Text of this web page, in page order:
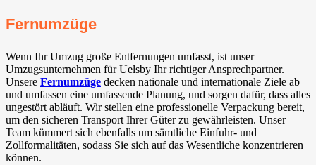
Fernumzüge
Wenn Ihr Umzug große Entfernungen umfasst, ist unser
Umzugsunternehmen für Uelsby Ihr richtiger Ansprechpartner.
Unsere Fernumzüge decken nationale und internationale Ziele ab
und umfassen eine umfassende Planung, und sorgen dafür, dass alles
ungestört abläuft. Wir stellen eine professionelle Verpackung bereit,
um den sicheren Transport Ihrer Güter zu gewährleisten. Unser
Team kümmert sich ebenfalls um sämtliche Einfuhr- und
Zollformalitäten, sodass Sie sich auf das Wesentliche konzentrieren
können.